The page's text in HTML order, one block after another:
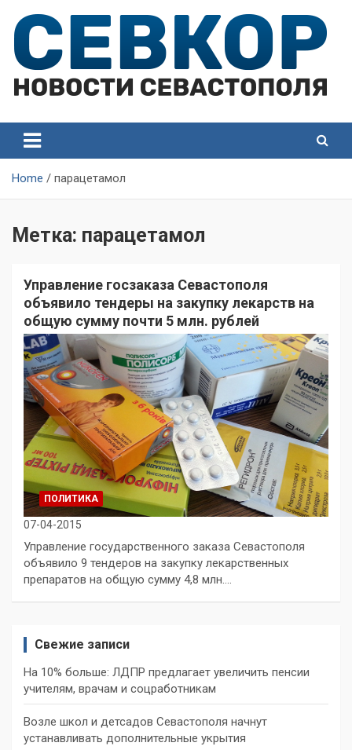
content
Севастополя
Севастополя
Home парацетамол
Метка: парацетамол
Управление госзаказа Севастополя
объявило тендеры на закупку лекарств на
общую сумму почти 5 млн. рублей
ПОЛИТИКА
07-04-2015
Управление государственного заказа Севастополя
объявило 9 тендеров на закупку лекарственных
препаратов на общую сумму 4,8 млн.…
Свежие записи
На 10% больше: ЛДПР предлагает увеличить пенсии
учителям, врачам и соцработникам
Возле школ и детсадов Севастополя начнут
устанавливать дополнительные укрытия